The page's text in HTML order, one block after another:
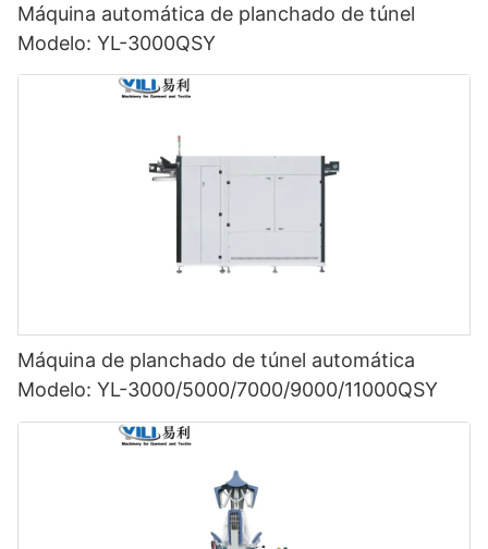
Máquina automática de planchado de túnel
Modelo: YL-3000QSY
Máquina de planchado de túnel automática
Modelo: YL-3000/5000/7000/9000/11000QSY